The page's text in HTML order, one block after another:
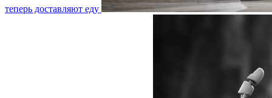
теперь доставляют еду